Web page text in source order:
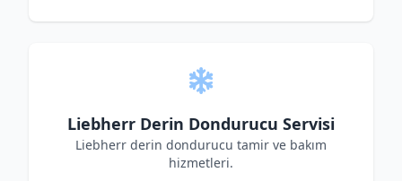
Liebherr Derin Dondurucu Servisi
Liebherr derin dondurucu tamir ve bakım
hizmetleri.